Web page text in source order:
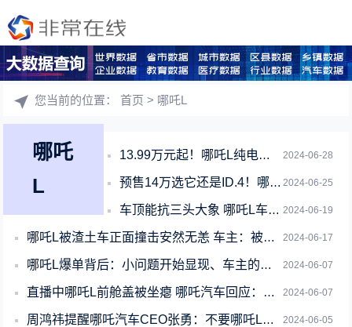
您当前的位置：首页 > 哪吒L
哪吒
L
2024-06-28
13.99万元起！哪吒L纯电版上市：全系标配宁德时代神行长寿电池
2024-06-25
预售14万选它还是ID.4！哪吒L纯电版将于6月28日上市
2024-06-19
车顶能抗三头大象 哪吒L车身安全性一图看懂
2024-06-17
哪吒L被渣土车正面撞击安然无恙 车主：被吓了一跳而已
2024-06-07
哪吒L爆单背后：小问题开始显现、车主的平衡与妥协
2024-06-07
直播中哪吒L前舱盖被坐瘪 哪吒汽车回应：材料有弹性、现场已修复
2024-06-05
周鸿祎提醒哪吒汽车CEO张勇：不要哪吒L订单多了就飘了